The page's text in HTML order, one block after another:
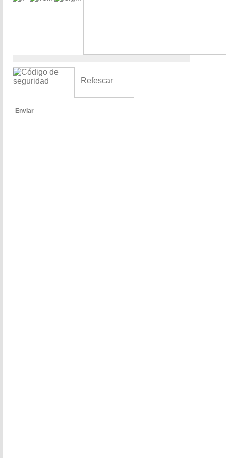
Refescar
Enviar